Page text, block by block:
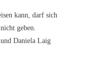
kann, darf sich
geben.
und Daniela Laig